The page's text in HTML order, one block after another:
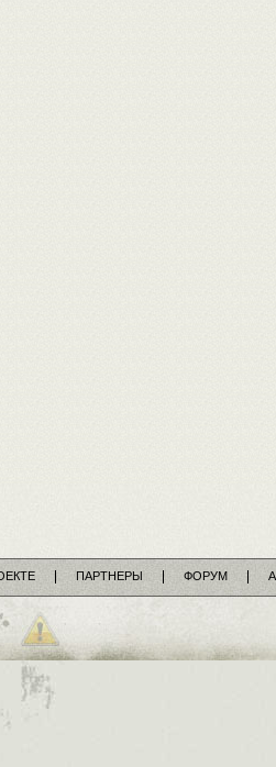
ПАРТНЕРЫ ФОРУМ